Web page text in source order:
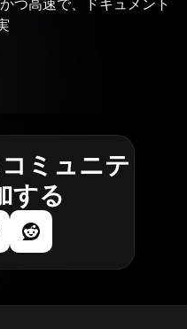
つ高速で、ドキュメント
ミュニテ
する